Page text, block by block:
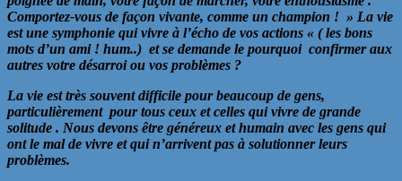
Comportez-vous de façon vivante, comme un champion ! » La vie
est une symphonie qui vivre à l’écho de vos actions « ( les bons
mots d’un ami ! hum..) et se demande le pourquoi confirmer aux
autres votre désarroi ou vos problèmes ?
La vie est très souvent difficile pour beaucoup de gens,
particulièrement pour tous ceux et celles qui vivre de grande
solitude . Nous devons être généreux et humain avec les gens qui
ont le mal de vivre et qui n’arrivent pas à solutionner leurs
problèmes.